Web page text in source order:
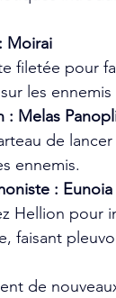
Moirai
filetée pour
les ennemis
: Melas
de
ennemis.
: Eunoia
Hellion pour
faisant
de